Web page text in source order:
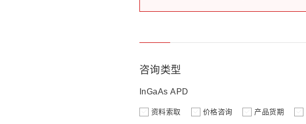
咨询类型
InGaAs APD
资料索取 价格咨询 产品货期